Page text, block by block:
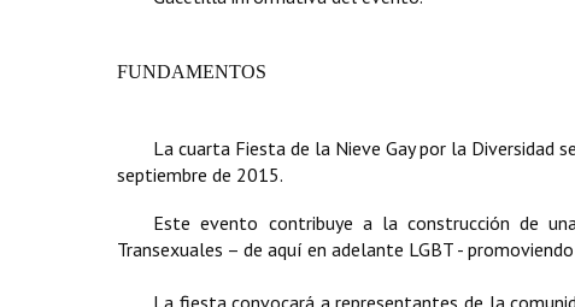
FUNDAMENTOS
La cuarta Fiesta de la Nieve Gay por la Diversidad
septiembre de 2015.
Este evento contribuye a la construcción de
Transexuales – de aquí en adelante LGBT -